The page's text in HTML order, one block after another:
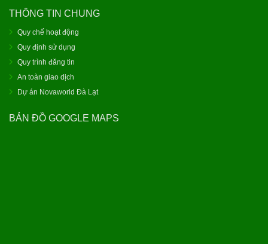
THÔNG TIN CHUNG
Quy chế hoạt động
Quy định sử dụng
Quy trình đăng tin
An toàn giao dịch
Dự án Novaworld Đà Lạt
BẢN ĐỒ GOOGLE MAPS